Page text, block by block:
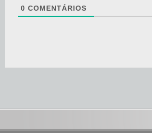
0 COMENTÁRIOS